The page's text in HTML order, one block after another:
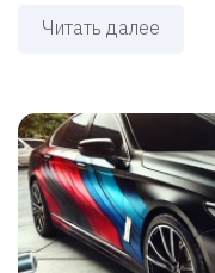
Читать далее